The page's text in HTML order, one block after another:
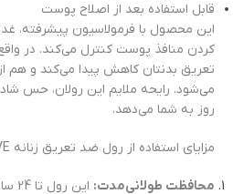
قابل استفاده بعد از اصلاح پوست
این محصول با فرمولاسیون پیشرفته،
کردن منافذ پوست کنترل می‌کند. در
تعریق بدنتان کاهش پیدا می‌کند و هم
می‌شود. رایحه ملایم این رولان، حس
روز به شما می‌دهد.
مزایای استفاده از رول ضد تعریق زنانه BIO SENSITIVE هیدرودرم :
محافظت طولانی‌مدت: